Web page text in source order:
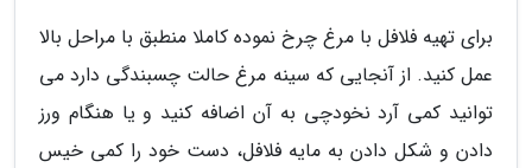
برای تهیه فلافل با مرغ چرخ نموده کاملا منطبق با مراحل بالا
عمل کنید. از آنجایی که سینه مرغ حالت چسبندگی دارد می
توانید کمی آرد نخودچی به آن اضافه کنید و یا هنگام ورز
دادن و شکل دادن به مایه فلافل، دست خود را کمی خیس